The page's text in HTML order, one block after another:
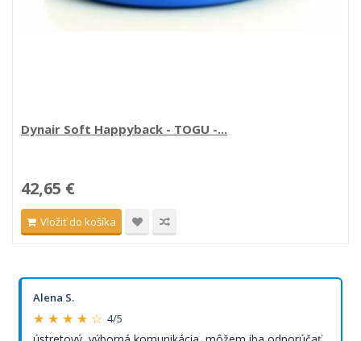
Dynair Soft Happyback - TOGU -...
42,65 €
Vložiť do košíka
Alena S.
★ ★ ★ ★ ☆ 4/5